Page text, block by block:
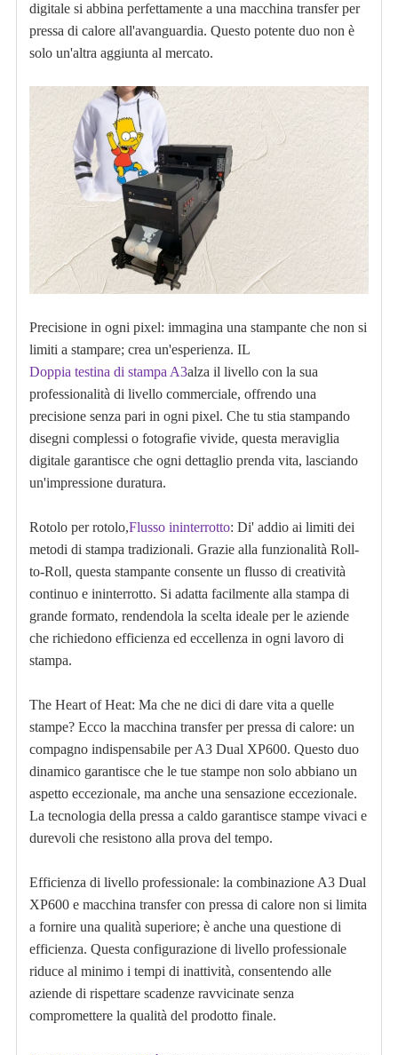
digitale si abbina perfettamente a una macchina transfer per
pressa di calore all'avanguardia. Questo potente duo non è
solo un'altra aggiunta al mercato.
Precisione in ogni pixel: immagina una stampante che non si
limiti a stampare; crea un'esperienza. IL
Doppia testina di stampa A3alza il livello con la sua
professionalità di livello commerciale, offrendo una
precisione senza pari in ogni pixel. Che tu stia stampando
disegni complessi o fotografie vivide, questa meraviglia
digitale garantisce che ogni dettaglio prenda vita, lasciando
un'impressione duratura.
Rotolo per rotolo,Flusso ininterrotto: Di' addio ai limiti dei
metodi di stampa tradizionali. Grazie alla funzionalità Roll-
to-Roll, questa stampante consente un flusso di creatività
continuo e ininterrotto. Si adatta facilmente alla stampa di
grande formato, rendendola la scelta ideale per le aziende
che richiedono efficienza ed eccellenza in ogni lavoro di
stampa.
The Heart of Heat: Ma che ne dici di dare vita a quelle
stampe? Ecco la macchina transfer per pressa di calore: un
compagno indispensabile per A3 Dual XP600. Questo duo
dinamico garantisce che le tue stampe non solo abbiano un
aspetto eccezionale, ma anche una sensazione eccezionale.
La tecnologia della pressa a caldo garantisce stampe vivaci e
durevoli che resistono alla prova del tempo.
Efficienza di livello professionale: la combinazione A3 Dual
XP600 e macchina transfer con pressa di calore non si limita
a fornire una qualità superiore; è anche una questione di
efficienza. Questa configurazione di livello professionale
riduce al minimo i tempi di inattività, consentendo alle
aziende di rispettare scadenze ravvicinate senza
compromettere la qualità del prodotto finale.